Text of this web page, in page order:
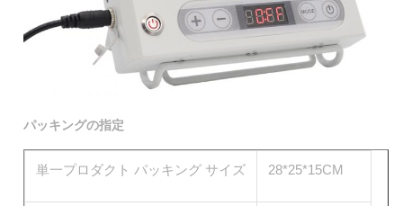
パッキングの指定
単一プロダクト パッキング サイズ 28*25*15CM